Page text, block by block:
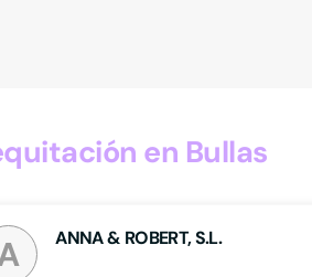
en Bullas
ANNA & ROBERT, S.L.